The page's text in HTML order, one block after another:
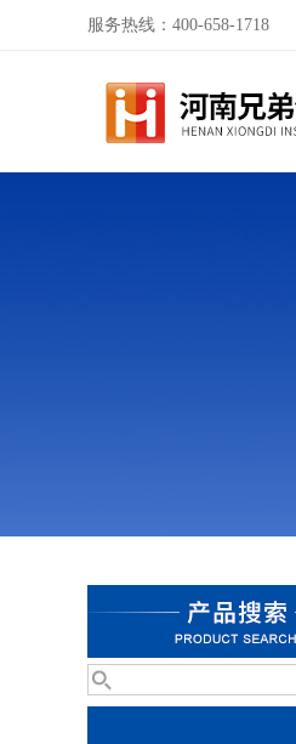
服务热线：400-658-1718